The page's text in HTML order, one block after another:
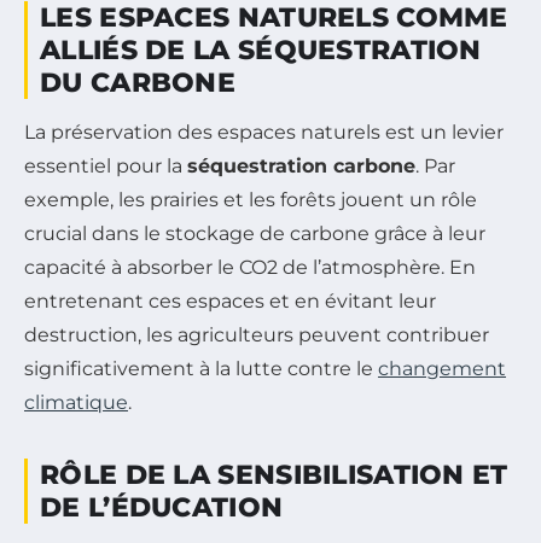
LES ESPACES NATURELS COMME
ALLIÉS DE LA SÉQUESTRATION
DU CARBONE
La préservation des espaces naturels est un levier
essentiel pour la séquestration carbone. Par
exemple, les prairies et les forêts jouent un rôle
crucial dans le stockage de carbone grâce à leur
capacité à absorber le CO2 de l’atmosphère. En
entretenant ces espaces et en évitant leur
destruction, les agriculteurs peuvent contribuer
significativement à la lutte contre le changement
climatique.
RÔLE DE LA SENSIBILISATION ET
DE L’ÉDUCATION